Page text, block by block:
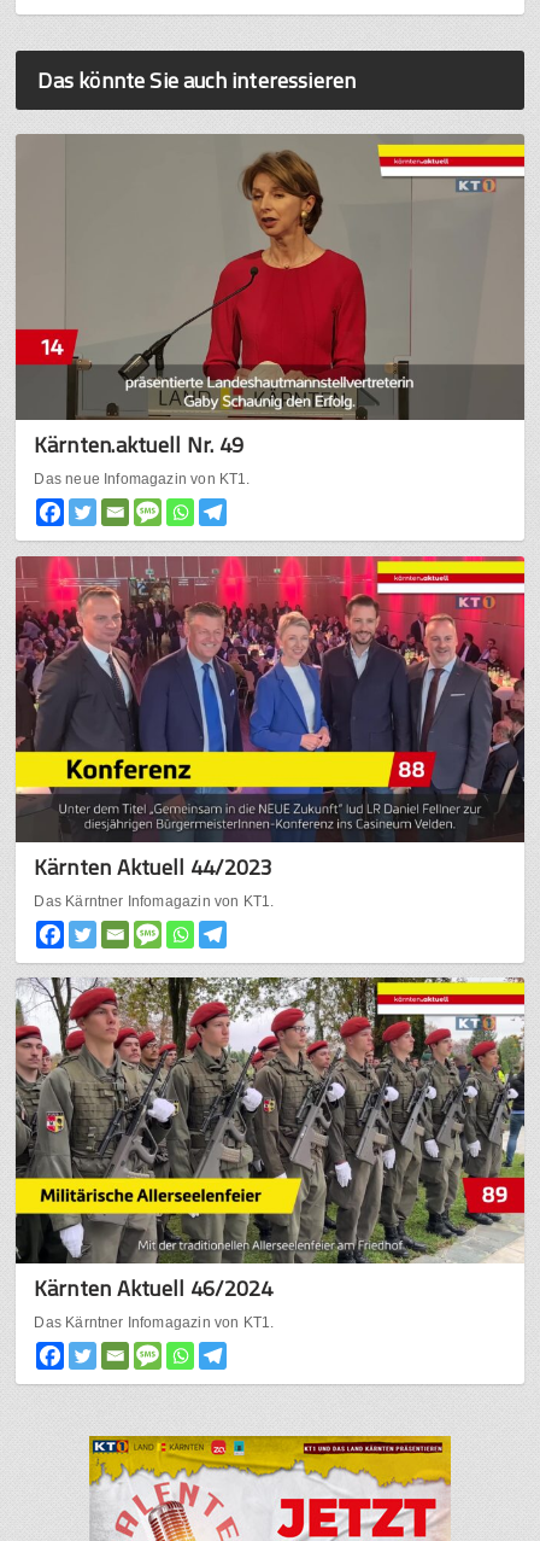
Das könnte Sie auch interessieren
Kärnten.aktuell Nr. 49
Das neue Infomagazin von KT1.
Kärnten Aktuell 44/2023
Das Kärntner Infomagazin von KT1.
Kärnten Aktuell 46/2024
Das Kärntner Infomagazin von KT1.